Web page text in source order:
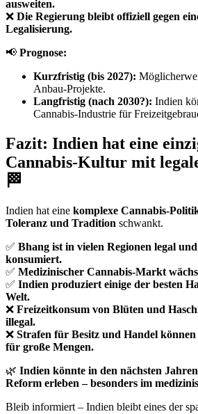
ausweiten.
❌ Die Regierung bleibt offiziell gegen
Legalisierung.
📢 Prognose:
Kurzfristig (bis 2027):
Anbau-Projekte.
Langfristig (nach 2030?): Indien
Cannabis-Industrie für
Fazit: Indien hat eine
Cannabis-Kultur mit
🏁
Indien hat eine komplexe Cannabis-
Toleranz und Tradition schwankt.
✅ Bhang ist in vielen Regionen legal
konsumiert.
✅ Medizinischer Cannabis-Markt
✅ Indien produziert einige der besten
Welt.
❌ Freizeitkonsum von Blüten und
illegal.
❌ Strafen für Besitz und Handel können
für große Mengen.
🌿 Indien könnte in den nächsten
Reform erleben – besonders im
Bleib informiert – Indien bleibt eines der